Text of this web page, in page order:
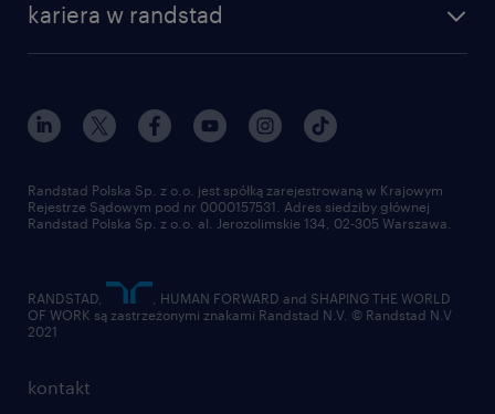
kariera w randstad
kontakt
Randstad Polska Sp. z o.o. jest spółką zarejestrowaną w Krajowym
Rejestrze Sądowym pod nr 0000157531. Adres siedziby głównej
Randstad Polska Sp. z o.o. al. Jerozolimskie 134, 02-305 Warszawa.
RANDSTAD,
, HUMAN FORWARD and SHAPING THE WORLD
OF WORK są zastrzeżonymi znakami Randstad N.V. © Randstad N.V
2021